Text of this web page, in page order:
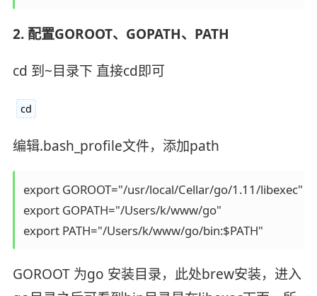
2. 配置GOROOT、GOPATH、PATH
cd 到~目录下 直接cd即可
cd
编辑.bash_profile文件，添加path
export GOROOT="/usr/local/Cellar/go/1.11/libexec"
export GOPATH="/Users/k/www/go"
export PATH="/Users/k/www/go/bin:$PATH"
GOROOT 为go 安装目录，此处brew安装，进入